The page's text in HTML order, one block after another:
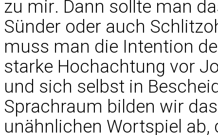
zu mir. Dann sollte man
Sünder oder auch
muss man die Intention
starke Hochachtung vor
und sich selbst in
Sprachraum bilden wir
unähnlichen Wortspiel